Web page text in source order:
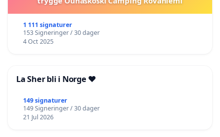
1 111 signaturer
153 Signeringer / 30 dager
4 Oct 2025
La Sher bli i Norge ❤️
149 signaturer
149 Signeringer / 30 dager
21 Jul 2026